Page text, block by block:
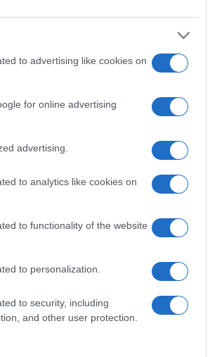
to advertising like cookies on
for online advertising
advertising.
to analytics like cookies on
to functionality of the website
to personalization.
to security, including
and other user protection.
del sito o
foto